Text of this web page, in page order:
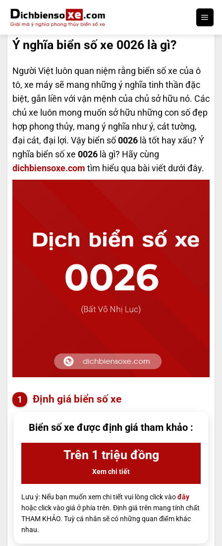
qua
nội
dungÝ nghĩa biển số xe 0026 là gì?
Người Việt luôn quan niệm rằng biển số xe của ô
tô, xe máy sẽ mang những ý nghĩa tinh thần đặc
biệt, gắn liền với vận mệnh của chủ sở hữu nó. Các
chủ xe luôn mong muốn sở hữu những con số đẹp
hợp phong thủy, mang ý nghĩa như ý, cát tường,
đại cát, đại lợi. Vậy biển số 0026 là tốt hay xấu? Ý
nghĩa biển số xe 0026 là gì? Hãy cùng
dichbiensoxe.com tìm hiểu qua bài viết dưới đây.
Định giá biển số xe
Biển số xe được định giá tham khảo :
Trên 1 triệu đồng
Xem chi tiết
Lưu ý: Nếu bạn muốn xem chi tiết vui lòng click vàođây
hoặc click vào giá ở phía trên. Định giá trên mang tính chất
THAM KHẢO. Tuỳ cá nhân sẽ có những quan điểm khác
nhau.